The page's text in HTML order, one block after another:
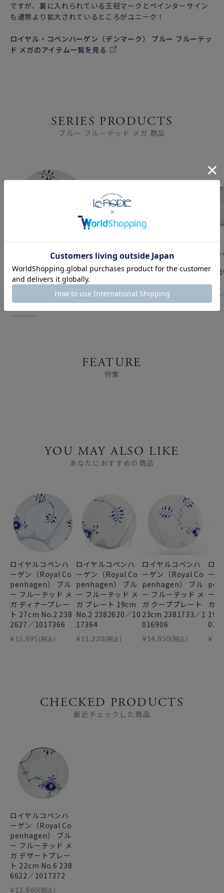
ですが、裏に入れられている王冠マークとペインターサイン
も通常より拡大されているところがユニーク！
ロイヤル・コペンハーゲン（デンマーク） ブルー フルーテッ
ド メガのアイテム一覧を見る
SERIES PRODUCTS
ブルー フルーテッド メガ 商品
ロイヤルコペンハーゲン
Copenhagen） ブルー
フルーテッド メガ ディ
ナープレート 27cm
No.2 2382627／
1017366
ロイヤルコペンハーゲン
（Royal
Copenhagen） ブルー
ュ 10x10cm 2381709／
1027457
ロイヤル
フルーテ
タプレー
2382606
FEATURE
特集
YOU MAY ALSO LIKE
あなたにおすすめの商品
ロイヤルコペンハ
ーゲン（Royal Co
penhagen） ブル
ー フルーテッド メ
ガ ディナープレー
ト 27cm No.2 238
2627／1017366
¥15,895(税込)
ロイヤルコペンハ
ーゲン（Royal Co
penhagen） ブル
ー フルーテッド メ
ガ プレート 19cm
No.2 2382620／10
17364
¥11,220(税込)
ロイヤルコペンハ
ーゲン（Royal Co
penhagen） ブル
ー フルーテッド メ
ガ クーププレート
23cm 2381733／1
016906
¥14,850(税込)
ロ
ー
ー
ガ
¥
CHECKED PRODUCTS
最近チェックした商品
ロイヤルコペンハ
ーゲン（Royal Co
penhagen） ブル
ー フルーテッド メ
ガ デザートプレー
ト 22cm No.6 238
6622／1017372
¥13,860(税込)